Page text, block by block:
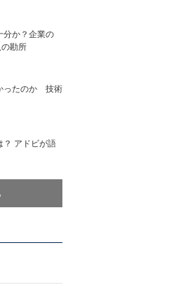
分か？企業の
勘所
ったのか 技術
？ アドビが語